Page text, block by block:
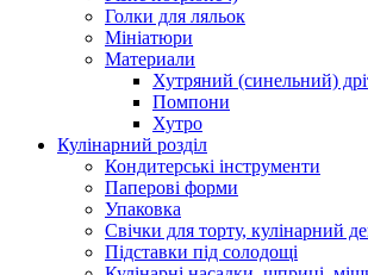
Голки для ляльок
Мініатюри
Материали
Хутряний (синельний)
Помпони
Хутро
Кулінарний розділ
Кондитерські інструменти
Паперові форми
Упаковка
Свічки для торту, кулінарний
Підставки під солодощі